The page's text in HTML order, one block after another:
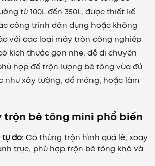
từ 100L đến 350L, được thiết kế
công trình dân dụng hoặc không
với các loại máy trộn công nghiệp
kích thước gọn nhẹ, dễ di chuyển
hợp để trộn lượng bê tông vừa đủ
như xây tường, đổ móng, hoặc làm
trộn bê tông mini phổ biến
do: Có thùng trộn hình quả lê, xoay
trục, phù hợp trộn bê tông khô và